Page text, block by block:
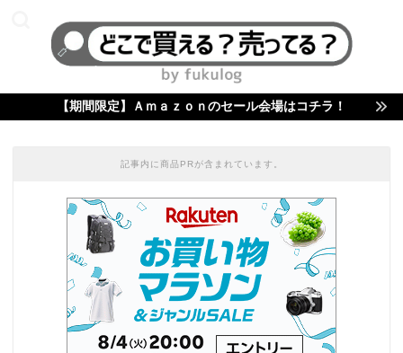
【期間限定】Ａｍａｚｏｎのセール会場はコチラ！
記事内に商品PRが含まれています。